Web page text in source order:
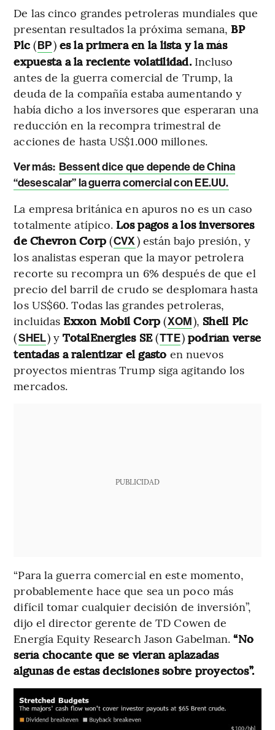
De las cinco grandes petroleras mundiales que
presentan resultados la próxima semana, BP
Plc (BP) es la primera en la lista y la más
expuesta a la reciente volatilidad.Incluso
antes de la guerra comercial de Trump, la
deuda de la compañía estaba aumentando y
había dicho a los inversores que esperaran una
reducción en la recompra trimestral de
acciones de hasta US$1.000 millones.
Ver más: Bessent dice que depende de China
“desescalar” la guerra comercial con EE.UU.
La empresa británica en apuros no es un caso
totalmente atípico. Los pagos a los inversores
de Chevron Corp (CVX) están bajo presión, y
los analistas esperan que la mayor petrolera
recorte su recompra un 6% después de que el
precio del barril de crudo se desplomara hasta
los US$60. Todas las grandes petroleras,
incluidas Exxon Mobil Corp (XOM), Shell Plc
(SHEL) yTotalEnergies SE(TTE) podrían verse
tentadas a ralentizar el gasto en nuevos
proyectos mientras Trump siga agitando los
mercados.
PUBLICIDAD
“Para la guerra comercial en este momento,
probablemente hace que sea un poco más
difícil tomar cualquier decisión de inversión”,
dijo el director gerente de TD Cowen de
Energía Equity Research Jason Gabelman.“No
sería chocante que se vieran aplazadas
algunas de estas decisiones sobre proyectos”.